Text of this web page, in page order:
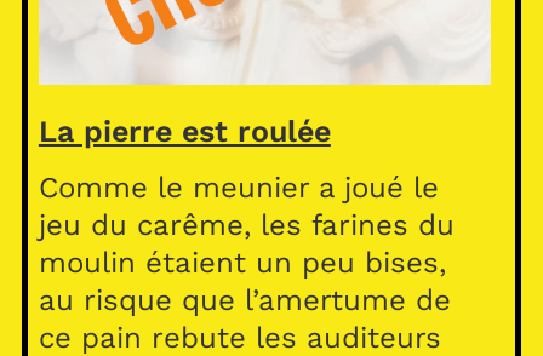
La pierre est roulée
Comme le meunier a joué le
jeu du carême, les farines du
moulin étaient un peu bises,
au risque que l’amertume de
ce pain rebute les auditeurs